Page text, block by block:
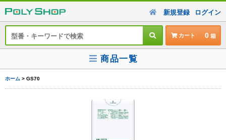
新規登録 ログイン
カート 0
商品一覧
ホーム > GS70